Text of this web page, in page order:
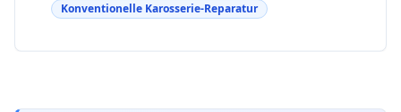
Konventionelle Karosserie-Reparatur